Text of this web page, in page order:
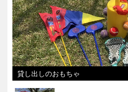
貸し出しのおもちゃ